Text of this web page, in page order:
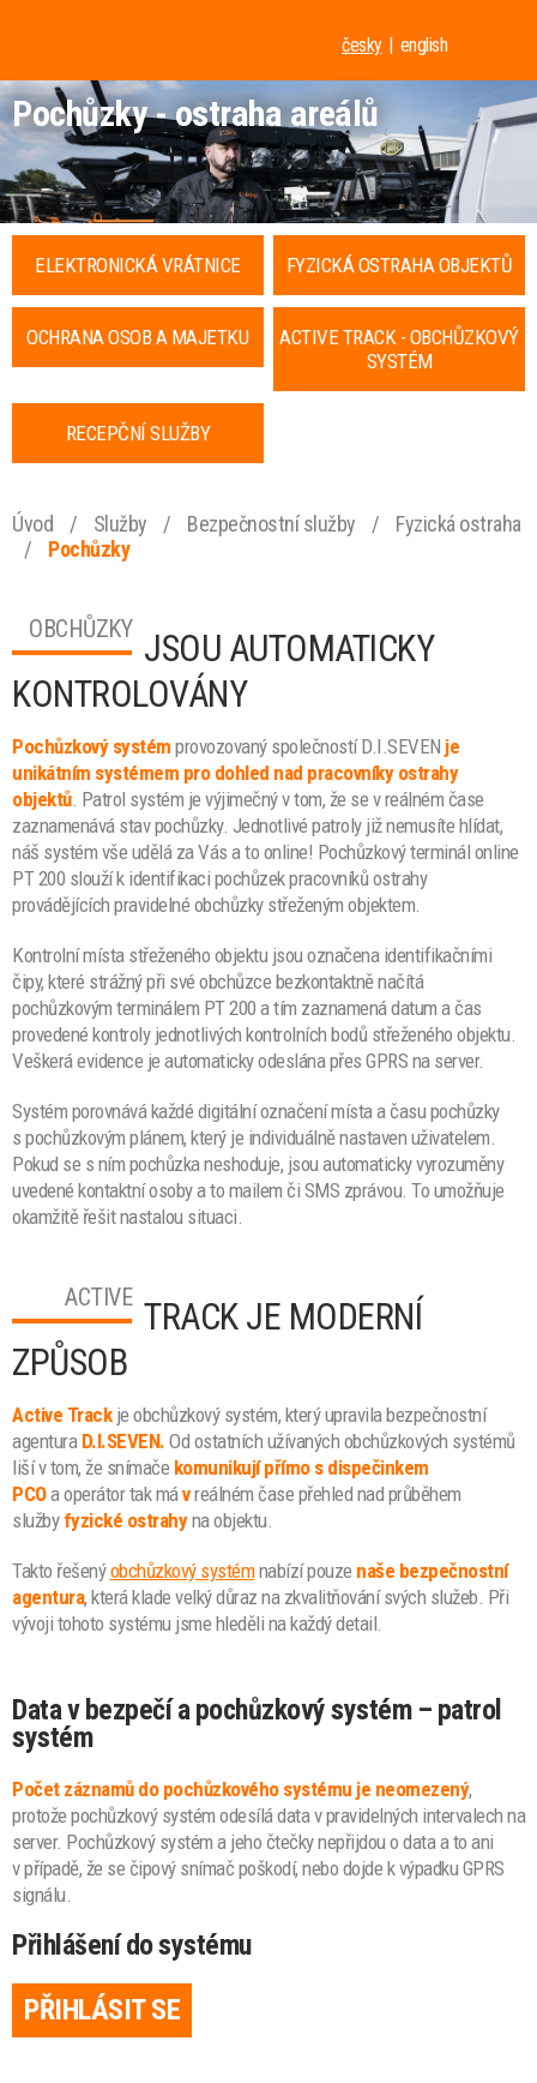
česky english
Pochůzky - ostraha areálů
ELEKTRONICKÁ VRÁTNICE FYZICKÁ OSTRAHA OBJEKTŮ
OCHRANA OSOB A MAJETKU
ACTIVE TRACK - OBCHŮZKOVÝ
SYSTÉM
RECEPČNÍ SLUŽBY
Úvod / Služby / Bezpečnostní služby /
Fyzická ostraha
/
Pochůzky
OBCHŮZKY JSOU AUTOMATICKY
KONTROLOVÁNY
Pochůzkový systém provozovaný společností D.I.SEVEN je
unikátním systémem pro dohled nad pracovníky ostrahy
objektů. Patrol systém je výjimečný v tom, že se v reálném čase
zaznamenává stav pochůzky. Jednotlivé patroly již nemusíte hlídat,
náš systém vše udělá za Vás a to online! Pochůzkový terminál online
PT 200 slouží k identifikaci pochůzek pracovníků ostrahy
provádějících pravidelné obchůzky střeženým objektem.
Kontrolní místa střeženého objektu jsou označena identifikačními
čipy, které strážný při své obchůzce bezkontaktně načítá
pochůzkovým terminálem PT 200 a tím zaznamená datum a čas
provedené kontroly jednotlivých kontrolních bodů střeženého objektu.
Veškerá evidence je automaticky odeslána přes GPRS na server.
Systém porovnává každé digitální označení místa a času pochůzky
s pochůzkovým plánem, který je individuálně nastaven uživatelem.
Pokud se s ním pochůzka neshoduje, jsou automaticky vyrozuměny
uvedené kontaktní osoby a to mailem či SMS zprávou. To umožňuje
okamžitě řešit nastalou situaci.
ACTIVE TRACK JE MODERNÍ
ZPŮSOB
Active Track je obchůzkový systém, který upravila bezpečnostní
agentura D.I.SEVEN. Od ostatních užívaných obchůzkových systémů
liší v tom, že snímače komunikují přímo s dispečinkem
PCOa operátor tak má vreálném čase přehled nad průběhem
služby fyzické ostrahy na objektu.
Takto řešenýobchůzkový systémnabízí pouze naše bezpečnostní
agentura, která klade velký důraz na zkvalitňování svých služeb. Při
vývoji tohoto systému jsme hleděli na každý detail.
Data v bezpečí a pochůzkový systém – patrol
systém
Počet záznamů do pochůzkového systému je neomezený,
protože pochůzkový systém odesílá data v pravidelných intervalech na
server. Pochůzkový systém a jeho čtečky nepřijdou o data a to ani
v případě, že se čipový snímač poškodí, nebo dojde k výpadku GPRS
signálu.
Přihlášení do systému
PŘIHLÁSIT SE